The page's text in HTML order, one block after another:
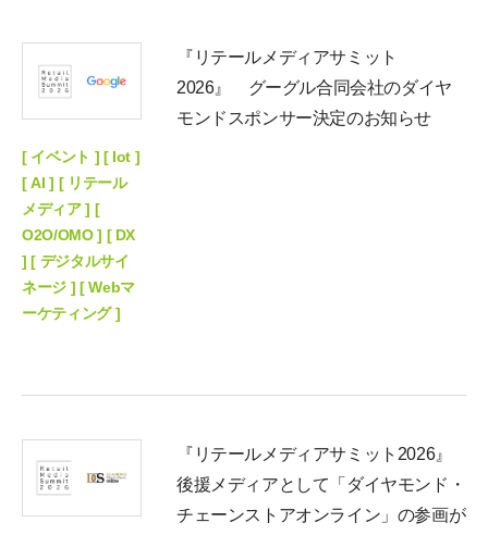
[ イベント ] [ Iot ]
[ AI ] [ リテール
メディア ] [
O2O/OMO ] [ DX
] [ デジタルサイ
ネージ ] [ Webマ
ーケティング ]
『リテールメディアサミット
2026』 グーグル合同会社のダイヤ
モンドスポンサー決定のお知らせ
『リテールメディアサミット2026』
後援メディアとして「ダイヤモンド・
チェーンストアオンライン」の参画が